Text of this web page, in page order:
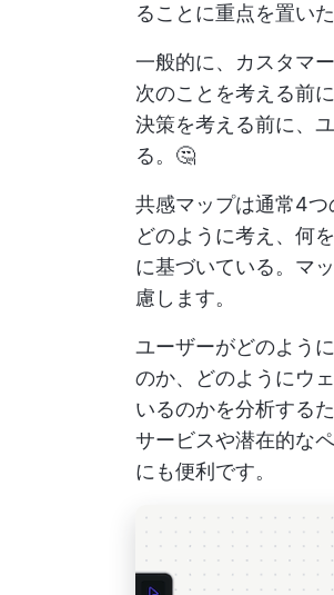
ることに重点を置い
一般的に、カスタマ
次のことを考える前
決策を考える前に、
る。🤔
共感マップは通常4
どのように考え、何
に基づいている。マ
慮します。
ユーザーがどのよう
のか、どのようにウ
いるのかを分析する
サービスや潜在的な
にも便利です。